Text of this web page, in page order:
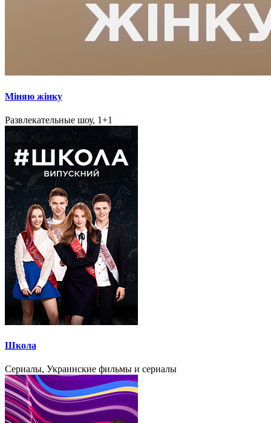
Міняю жінку
Развлекательные шоу, 1+1
Школа
Сериалы, Украинские фильмы и сериалы